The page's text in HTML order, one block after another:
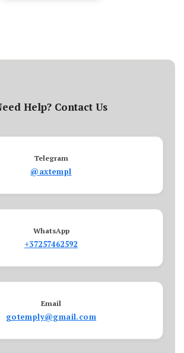
Help? Contact Us
Telegram
@axtempl
WhatsApp
+37257462592
Email
gotemply@gmail.com